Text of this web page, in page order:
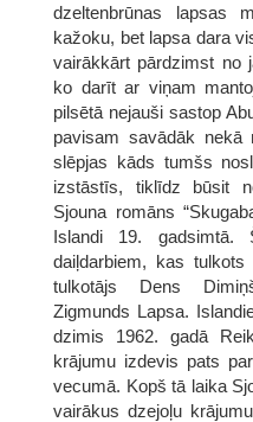
dzeltenbrūnas lapsas
kažoku, bet lapsa dara
vairākkārt pārdzimst no
ko darīt ar viņam
pilsētā nejauši sastop
pavisam savādāk nekā
slēpjas kāds tumšs
izstāstīs, tiklīdz būsit
Sjouna romāns
Islandi 19.
daiļdarbiem, kas
tulkotājs Dens
Zigmunds Lapsa.
dzimis 1962. gadā
krājumu izdevis pats
vecumā. Kopš tā laika
vairākus dzejoļu